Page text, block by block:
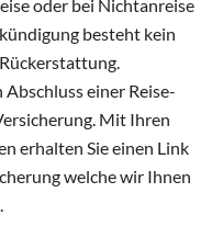
oder bei Nichtanreise
besteht kein
einer Reise-
Mit Ihren
erhalten Sie einen Link
welche wir Ihnen